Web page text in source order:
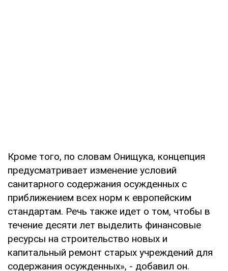
Кроме того, по словам Онищука, концепция
предусматривает изменение условий
санитарного содержания осужденных с
приближением всех норм к европейским
стандартам. Речь также идет о том, чтобы в
течение десяти лет выделить финансовые
ресурсы на строительство новых и
капитальный ремонт старых учреждений для
содержания осужденных», - добавил он.